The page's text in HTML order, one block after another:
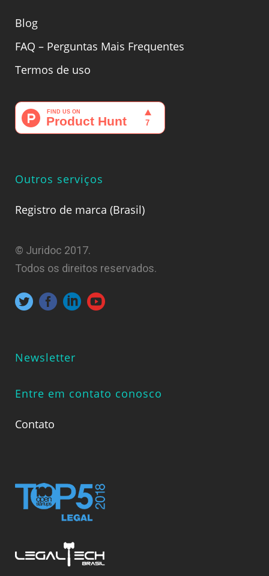
Blog
FAQ – Perguntas Mais Frequentes
Termos de uso
Outros serviços
Registro de marca (Brasil)
© Juridoc 2017.
Todos os direitos reservados.
Newsletter
Entre em contato conosco
Contato